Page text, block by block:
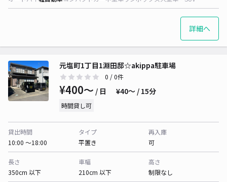
詳細へ
元塩町1丁目1淵田邸☆akippa駐車場
0 / 0件
¥400〜 / 日 ¥40〜 / 15分
時間貸し可
貸出時間
10:00 〜18:00
タイプ
平置き
再入庫
可
長さ
350cm 以下
車幅
210cm 以下
高さ
制限なし